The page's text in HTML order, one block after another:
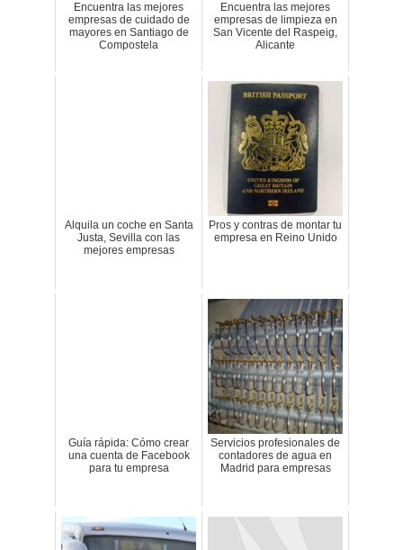
Encuentra las mejores
empresas de cuidado de
mayores en Santiago de
Compostela
Encuentra las mejores
empresas de limpieza en
San Vicente del Raspeig,
Alicante
Alquila un coche en Santa
Justa, Sevilla con las
mejores empresas
Pros y contras de montar tu
empresa en Reino Unido
Guía rápida: Cómo crear
una cuenta de Facebook
para tu empresa
Servicios profesionales de
contadores de agua en
Madrid para empresas